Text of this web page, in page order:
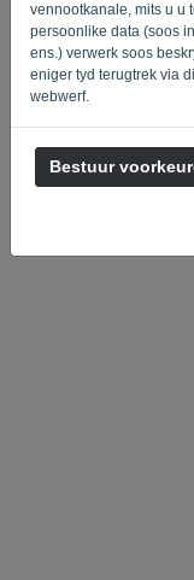
vennootkanale, mits u u
persoonlike data (soos
ens.) verwerk soos
eniger tyd terugtrek via
webwerf.
Bestuur
Privaatheidsbeleid-